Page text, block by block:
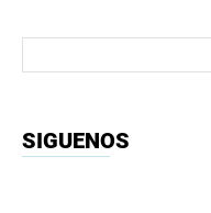
SIGUENOS